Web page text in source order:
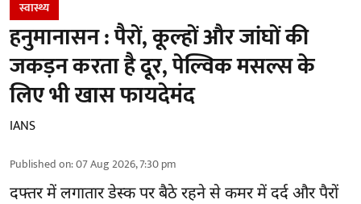
स्वास्थ्य
हनुमानासन : पैरों, कूल्हों और जांघों की
जकड़न करता है दूर, पेल्विक मसल्स के
लिए भी खास फायदेमंद
IANS
Published on:07 Aug 2026, 7:30 pm
दफ्तर में लगातार डेस्क पर बैठे रहने सेकमर में दर्दऔर पैरों